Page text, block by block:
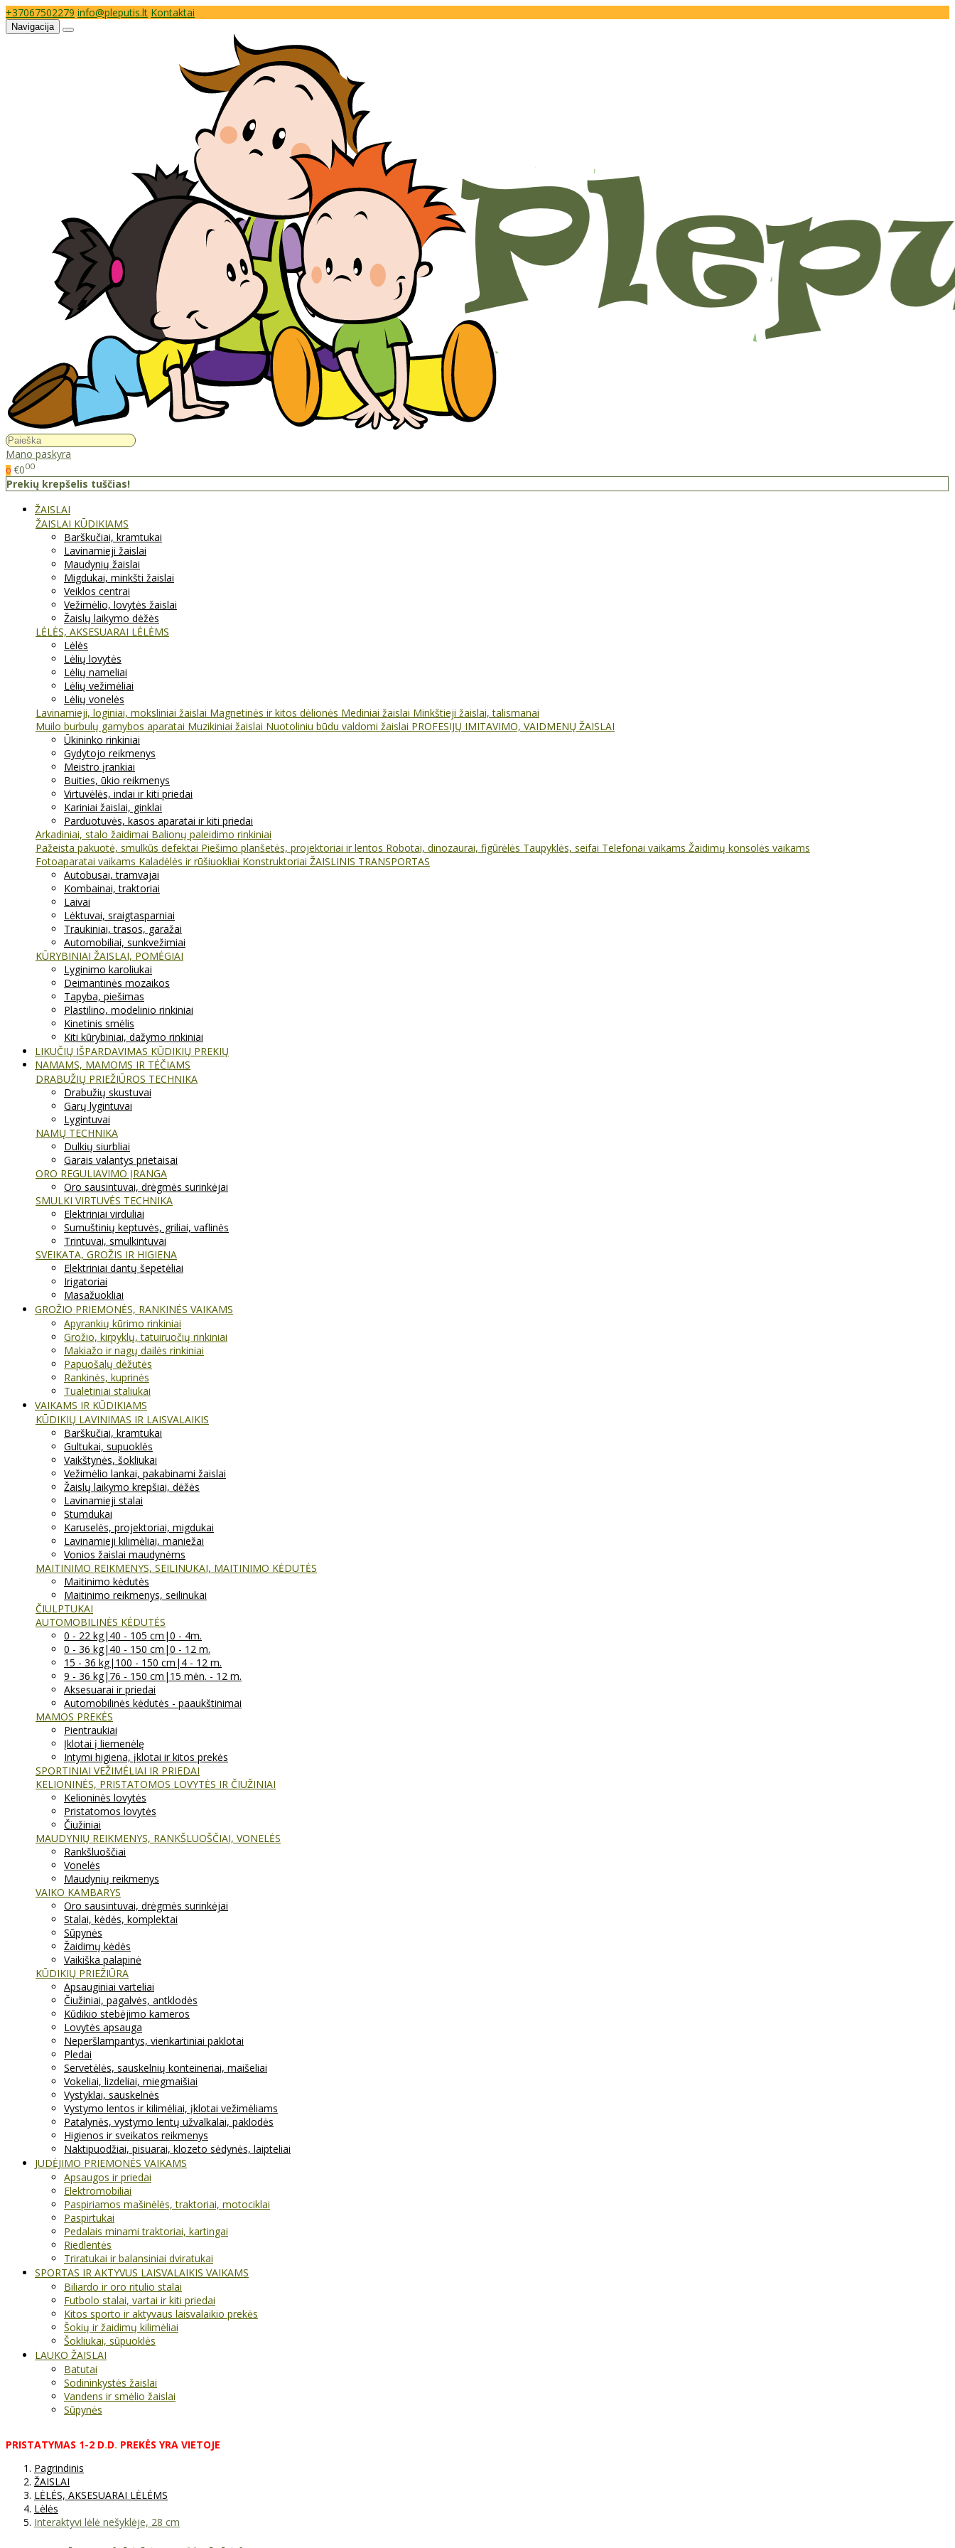
+37067502279 info@pleputis.lt Kontaktai
Navigacija
Mano paskyra
0 €000
Prekių krepšelis tuščias!
ŽAISLAI
ŽAISLAI KŪDIKIAMS
Barškučiai, kramtukai
Lavinamieji žaislai
Maudynių žaislai
Migdukai, minkšti žaislai
Veiklos centrai
Vežimėlio, lovytės žaislai
Žaislų laikymo dėžės
LĖLĖS, AKSESUARAI LĖLĖMS
Lėlės
Lėlių lovytės
Lėlių nameliai
Lėlių vežimėliai
Lėlių vonelės
Lavinamieji, loginiai, moksliniai žaislai Magnetinės ir kitos dėlionės Mediniai žaislai Minkštieji žaislai, talismanai
Muilo burbulų gamybos aparatai Muzikiniai žaislai Nuotoliniu būdu valdomi žaislai PROFESIJŲ IMITAVIMO, VAIDMENŲ ŽAISLAI
Ūkininko rinkiniai
Gydytojo reikmenys
Meistro įrankiai
Buities, ūkio reikmenys
Virtuvėlės, indai ir kiti priedai
Kariniai žaislai, ginklai
Parduotuvės, kasos aparatai ir kiti priedai
Arkadiniai, stalo žaidimai Balionų paleidimo rinkiniai
Pažeista pakuotė, smulkūs defektai Piešimo planšetės, projektoriai ir lentos Robotai, dinozaurai, figūrėlės Taupyklės, seifai Telefonai vaikams Žaidimų konsolės vaikams
Fotoaparatai vaikams Kaladėlės ir rūšiuokliai Konstruktoriai ŽAISLINIS TRANSPORTAS
Autobusai, tramvajai
Kombainai, traktoriai
Laivai
Lėktuvai, sraigtasparniai
Traukiniai, trasos, garažai
Automobiliai, sunkvežimiai
KŪRYBINIAI ŽAISLAI, POMĖGIAI
Lyginimo karoliukai
Deimantinės mozaikos
Tapyba, piešimas
Plastilino, modelinio rinkiniai
Kinetinis smėlis
Kiti kūrybiniai, dažymo rinkiniai
LIKUČIŲ IŠPARDAVIMAS KŪDIKIŲ PREKIŲ
NAMAMS, MAMOMS IR TĖČIAMS
DRABUŽIŲ PRIEŽIŪROS TECHNIKA
Drabužių skustuvai
Garų lygintuvai
Lygintuvai
NAMŲ TECHNIKA
Dulkių siurbliai
Garais valantys prietaisai
ORO REGULIAVIMO ĮRANGA
Oro sausintuvai, drėgmės surinkėjai
SMULKI VIRTUVĖS TECHNIKA
Elektriniai virduliai
Sumuštinių keptuvės, griliai, vaflinės
Trintuvai, smulkintuvai
SVEIKATA, GROŽIS IR HIGIENA
Elektriniai dantų šepetėliai
Irigatoriai
Masažuokliai
GROŽIO PRIEMONĖS, RANKINĖS VAIKAMS
Apyrankių kūrimo rinkiniai
Grožio, kirpyklų, tatuiruočių rinkiniai
Makiažo ir nagų dailės rinkiniai
Papuošalų dėžutės
Rankinės, kuprinės
Tualetiniai staliukai
VAIKAMS IR KŪDIKIAMS
KŪDIKIŲ LAVINIMAS IR LAISVALAIKIS
Barškučiai, kramtukai
Gultukai, supuoklės
Vaikštynės, šokliukai
Vežimėlio lankai, pakabinami žaislai
Žaislų laikymo krepšiai, dėžės
Lavinamieji stalai
Stumdukai
Karuselės, projektoriai, migdukai
Lavinamieji kilimėliai, maniežai
Vonios žaislai maudynėms
MAITINIMO REIKMENYS, SEILINUKAI, MAITINIMO KĖDUTĖS
Maitinimo kėdutės
Maitinimo reikmenys, seilinukai
ČIULPTUKAI
AUTOMOBILINĖS KĖDUTĖS
0 - 22 kg|40 - 105 cm|0 - 4m.
0 - 36 kg|40 - 150 cm|0 - 12 m.
15 - 36 kg|100 - 150 cm|4 - 12 m.
9 - 36 kg|76 - 150 cm|15 mėn. - 12 m.
Aksesuarai ir priedai
Automobilinės kėdutės - paaukštinimai
MAMOS PREKĖS
Pientraukiai
Įklotai į liemenėlę
Intymi higiena, įklotai ir kitos prekės
SPORTINIAI VEŽIMĖLIAI IR PRIEDAI
KELIONINĖS, PRISTATOMOS LOVYTĖS IR ČIUŽINIAI
Kelioninės lovytės
Pristatomos lovytės
Čiužiniai
MAUDYNIŲ REIKMENYS, RANKŠLUOŠČIAI, VONELĖS
Rankšluoščiai
Vonelės
Maudynių reikmenys
VAIKO KAMBARYS
Oro sausintuvai, drėgmės surinkėjai
Stalai, kėdės, komplektai
Sūpynės
Žaidimų kėdės
Vaikiška palapinė
KŪDIKIŲ PRIEŽIŪRA
Apsauginiai varteliai
Čiužiniai, pagalvės, antklodės
Kūdikio stebėjimo kameros
Lovytės apsauga
Neperšlampantys, vienkartiniai paklotai
Pledai
Servetėlės, sauskelnių konteineriai, maišeliai
Vokeliai, lizdeliai, miegmaišiai
Vystyklai, sauskelnės
Vystymo lentos ir kilimėliai, įklotai vežimėliams
Patalynės, vystymo lentų užvalkalai, paklodės
Higienos ir sveikatos reikmenys
Naktipuodžiai, pisuarai, klozeto sėdynės, laipteliai
JUDĖJIMO PRIEMONĖS VAIKAMS
Apsaugos ir priedai
Elektromobiliai
Paspiriamos mašinėlės, traktoriai, motociklai
Paspirtukai
Pedalais minami traktoriai, kartingai
Riedlentės
Triratukai ir balansiniai dviratukai
SPORTAS IR AKTYVUS LAISVALAIKIS VAIKAMS
Biliardo ir oro ritulio stalai
Futbolo stalai, vartai ir kiti priedai
Kitos sporto ir aktyvaus laisvalaikio prekės
Šokių ir žaidimų kilimėliai
Šokliukai, sūpuoklės
LAUKO ŽAISLAI
Batutai
Sodininkystės žaislai
Vandens ir smėlio žaislai
Sūpynės
PRISTATYMAS 1-2 D.D. PREKĖS YRA VIETOJE
Pagrindinis
ŽAISLAI
LĖLĖS, AKSESUARAI LĖLĖMS
Lėlės
Interaktyvi lėlė nešyklėje, 28 cm